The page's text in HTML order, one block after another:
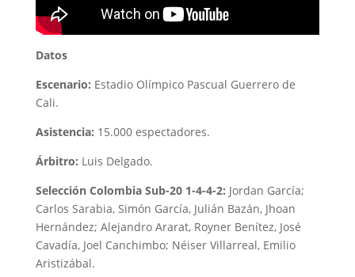
Datos
Escenario: Estadio Olímpico Pascual Guerrero de
Cali.
Asistencia: 15.000 espectadores.
Árbitro: Luis Delgado.
Selección Colombia Sub-20 1-4-4-2: Jordan García;
Carlos Sarabia, Simón García, Julián Bazán, Jhoan
Hernández; Alejandro Ararat, Royner Benítez, José
Cavadía, Joel Canchimbo; Néiser Villarreal, Emilio
Aristizábal.